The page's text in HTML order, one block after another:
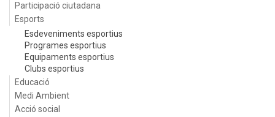
Participació ciutadana
Esports
Esdeveniments esportius
Programes esportius
Equipaments esportius
Clubs esportius
Educació
Medi Ambient
Acció social